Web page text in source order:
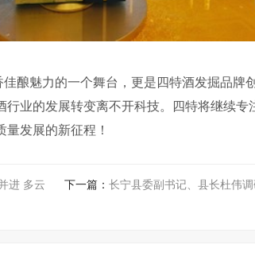
酿魅力的一个舞台，更是四特酒发掘品牌
业的发展转变离不开科技。四特将继续专
发展的新征程！
进 多云
下一篇： 长宁县委副书记、县长杜伟